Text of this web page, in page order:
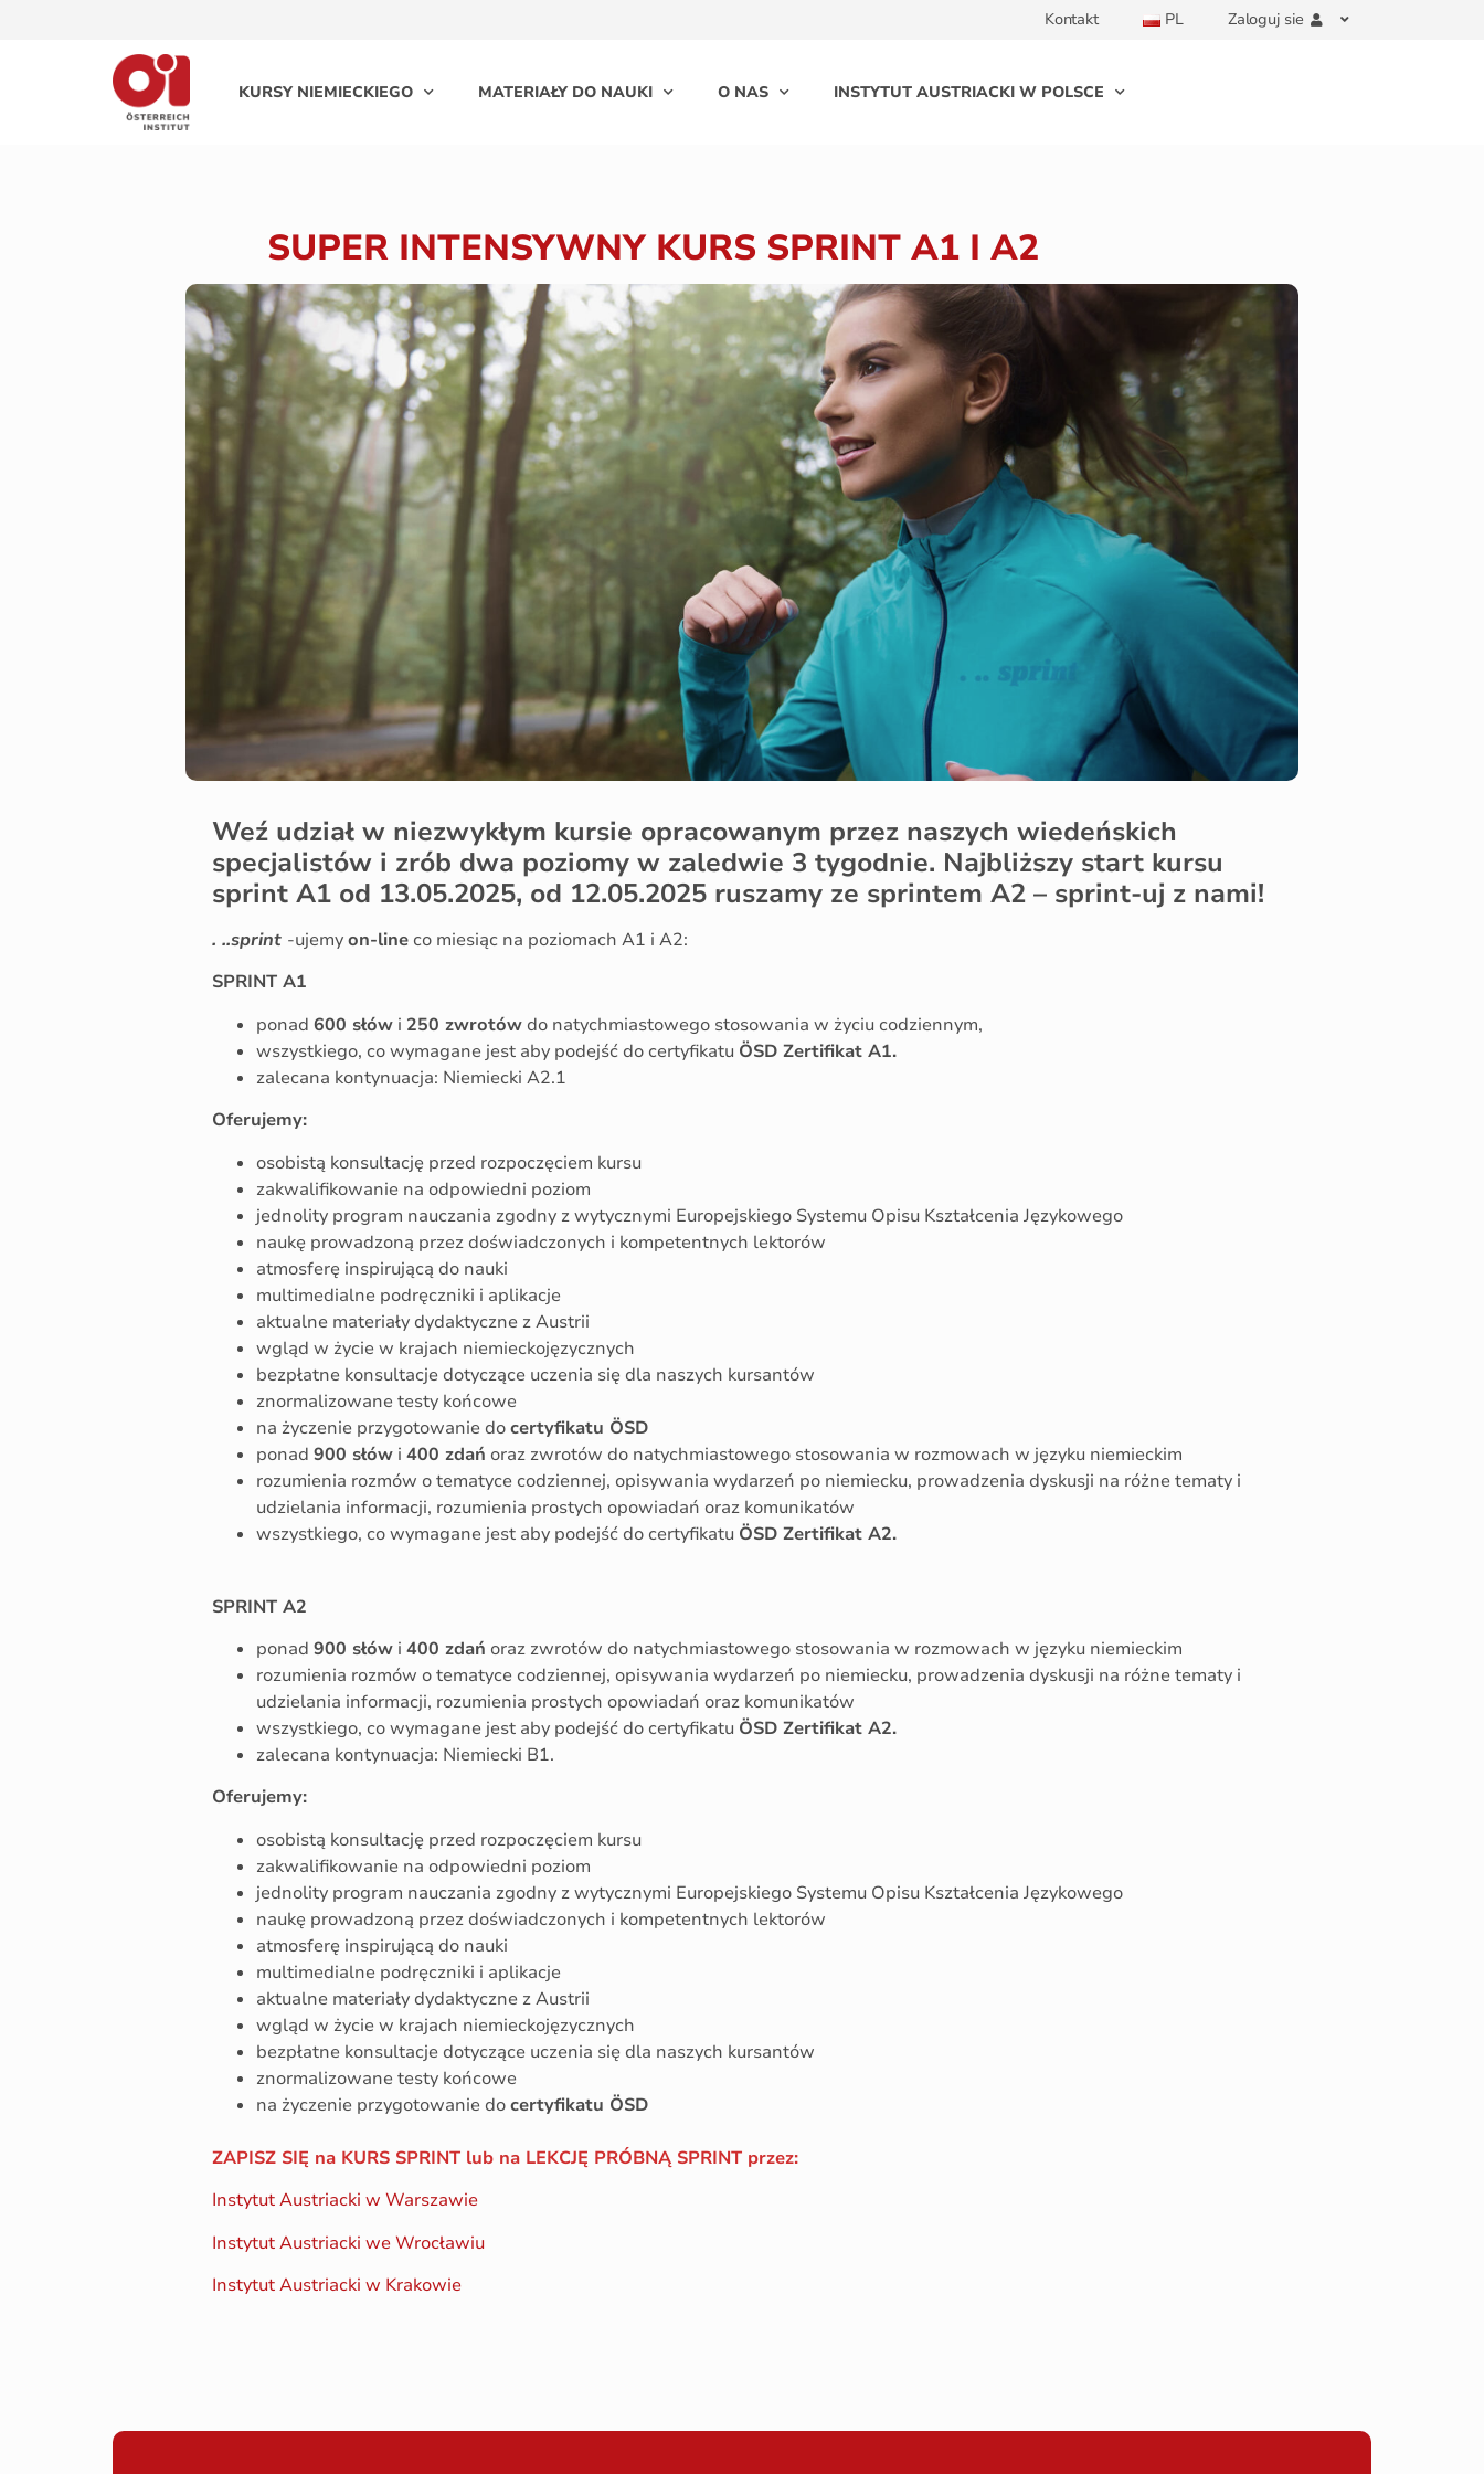
Kontakt PL Zaloguj sie
KURSY NIEMIECKIEGO MATERIAŁY DO NAUKI O NAS INSTYTUT AUSTRIACKI W POLSCE
SUPER INTENSYWNY KURS SPRINT A1 I A2
Weź udział w niezwykłym kursie opracowanym przez naszych wiedeńskich
specjalistów i zrób dwa poziomy w zaledwie 3 tygodnie. Najbliższy start kursu
sprint A1 od 13.05.2025, od 12.05.2025 ruszamy ze sprintem A2 – sprint-uj z nami!
. ..sprint -ujemyon-line co miesiąc na poziomach A1 i A2:
SPRINT A1
ponad 600 słów i 250 zwrotów do natychmiastowego stosowania w życiu codziennym,
wszystkiego, co wymagane jest aby podejść do certyfikatu ÖSD Zertifikat A1.
zalecana kontynuacja: Niemiecki A2.1
Oferujemy:
osobistą konsultację przed rozpoczęciem kursu
zakwalifikowanie na odpowiedni poziom
jednolity program nauczania zgodny z wytycznymi Europejskiego Systemu Opisu Kształcenia Językowego
naukę prowadzoną przez doświadczonych i kompetentnych lektorów
atmosferę inspirującą do nauki
multimedialne podręczniki i aplikacje
aktualne materiały dydaktyczne z Austrii
wgląd w życie w krajach niemieckojęzycznych
bezpłatne konsultacje dotyczące uczenia się dla naszych kursantów
znormalizowane testy końcowe
na życzenie przygotowanie docertyfikatu ÖSD
ponad 900 słów i 400 zdań oraz zwrotów do natychmiastowego stosowania w rozmowach w języku niemieckim
rozumienia rozmów o tematyce codziennej, opisywania wydarzeń po niemiecku, prowadzenia dyskusji na różne tematy i
udzielania informacji, rozumienia prostych opowiadań oraz komunikatów
wszystkiego, co wymagane jest aby podejść do certyfikatu ÖSD Zertifikat A2.
SPRINT A2
ponad 900 słów i 400 zdań oraz zwrotów do natychmiastowego stosowania w rozmowach w języku niemieckim
rozumienia rozmów o tematyce codziennej, opisywania wydarzeń po niemiecku, prowadzenia dyskusji na różne tematy i
udzielania informacji, rozumienia prostych opowiadań oraz komunikatów
wszystkiego, co wymagane jest aby podejść do certyfikatu ÖSD Zertifikat A2.
zalecana kontynuacja: Niemiecki B1.
Oferujemy:
osobistą konsultację przed rozpoczęciem kursu
zakwalifikowanie na odpowiedni poziom
jednolity program nauczania zgodny z wytycznymi Europejskiego Systemu Opisu Kształcenia Językowego
naukę prowadzoną przez doświadczonych i kompetentnych lektorów
atmosferę inspirującą do nauki
multimedialne podręczniki i aplikacje
aktualne materiały dydaktyczne z Austrii
wgląd w życie w krajach niemieckojęzycznych
bezpłatne konsultacje dotyczące uczenia się dla naszych kursantów
znormalizowane testy końcowe
na życzenie przygotowanie docertyfikatu ÖSD
ZAPISZ SIĘ na KURS SPRINT lub na LEKCJĘ PRÓBNĄ SPRINT przez:
Instytut Austriacki w Warszawie
Instytut Austriacki we Wrocławiu
Instytut Austriacki w Krakowie